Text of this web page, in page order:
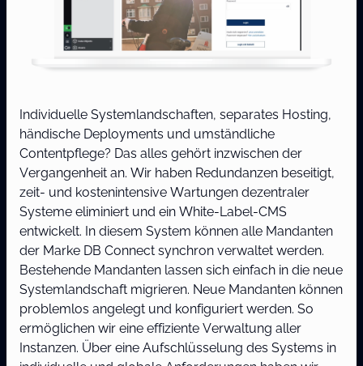
Individuelle Systemlandschaften, separates Hosting,
händische Deployments und umständliche
Contentpflege? Das alles gehört inzwischen der
Vergangenheit an. Wir haben Redundanzen beseitigt,
zeit- und kostenintensive Wartungen dezentraler
Systeme eliminiert und ein White-Label-CMS
entwickelt. In diesem System können alle Mandanten
der Marke DB Connect synchron verwaltet werden.
Bestehende Mandanten lassen sich einfach in die neue
Systemlandschaft migrieren. Neue Mandanten können
problemlos angelegt und konfiguriert werden. So
ermöglichen wir eine effiziente Verwaltung aller
Instanzen. Über eine Aufschlüsselung des Systems in